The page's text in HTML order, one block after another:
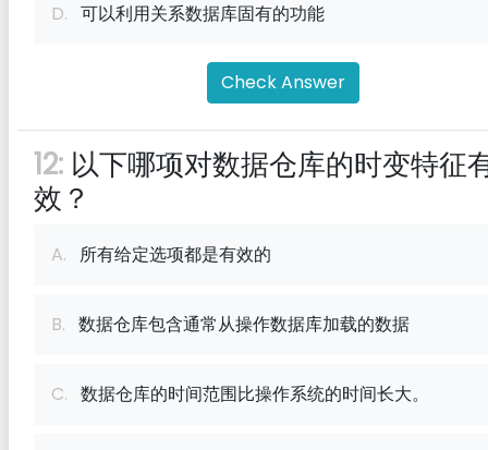
D. 可以利用关系数据库固有的功能
Check Answer
12: 以下哪项对数据仓库的时变特征
效？
A. 所有给定选项都是有效的
B. 数据仓库包含通常从操作数据库加载的数据
C. 数据仓库的时间范围比操作系统的时间长大。